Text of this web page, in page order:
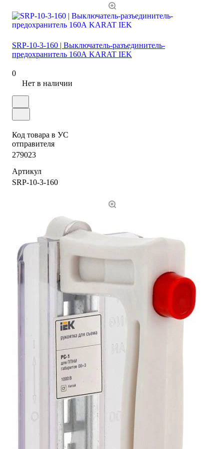
SRP-10-3-160 | Выключатель-разъединитель-
предохранитель 160А KARAT IEK
0
Нет в наличии
Код товара в УС
отправителя
279023
Артикул
SRP-10-3-160